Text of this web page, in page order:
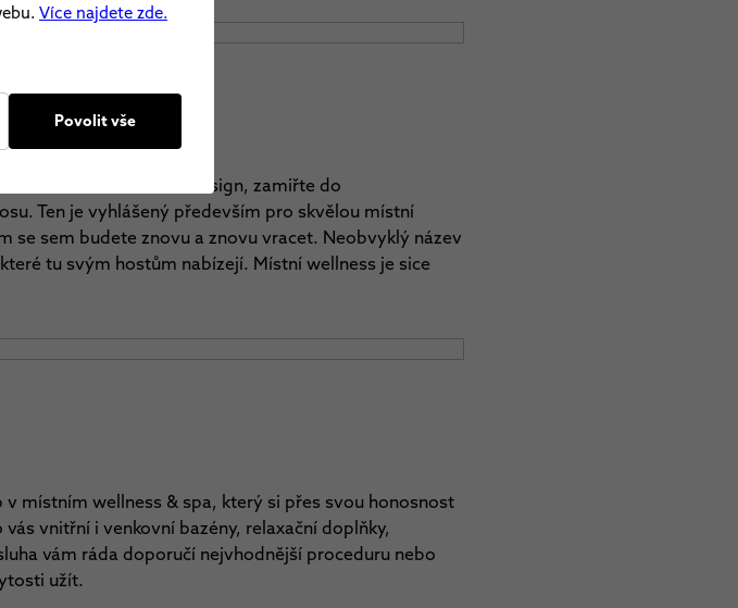
kvalitní architekturu a design, zamiřte do
Ten je vyhlášený především pro skvělou místní
se sem budete znovu a znovu vracet. Neobvyklý název
tu svým hostům nabízejí. Místní wellness je sice
místním wellness & spa, který si přes svou honosnost
vnitřní i venkovní bazény, relaxační doplňky,
vám ráda doporučí nejvhodnější proceduru nebo
užít.
Více najdete zde.
Povolit vše